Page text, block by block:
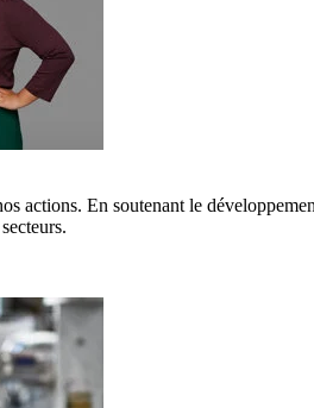
actions. En soutenant le